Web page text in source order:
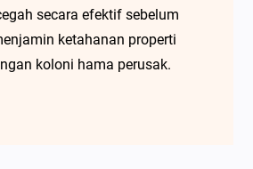
secara efektif sebelum
ketahanan properti
koloni hama perusak.